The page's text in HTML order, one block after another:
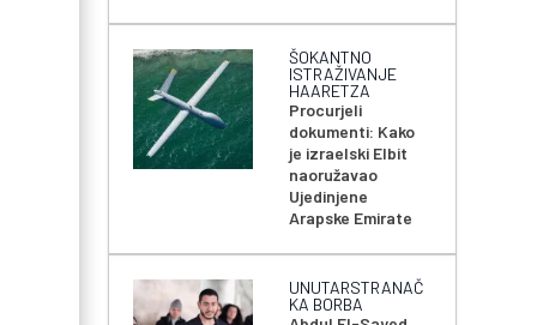
ŠOKANTNO
ISTRAŽIVANJE
HAARETZA
Procurjeli
dokumenti: Kako
je izraelski Elbit
naoružavao
Ujedinjene
Arapske Emirate
UNUTARSTRANAČ
KA BORBA